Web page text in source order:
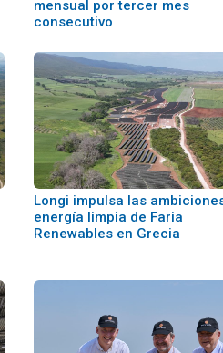
mensual por tercer mes
consecutivo
Longi impulsa las
energía limpia de Faria
Renewables en Grecia